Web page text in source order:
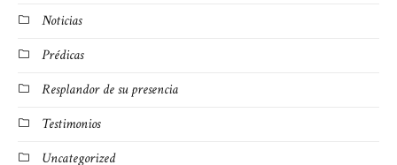
Noticias
Prédicas
Resplandor de su presencia
Testimonios
Uncategorized